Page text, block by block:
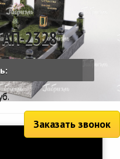
2328
Заказать звонок